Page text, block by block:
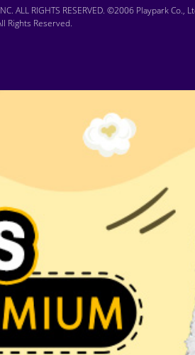
ALL RIGHTS RESERVED. ©2006 Playpark Co.,
Rights Reserved.